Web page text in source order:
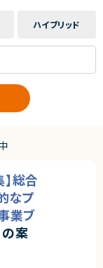
ハイブリッド
総合
なプ
業ブ
の案